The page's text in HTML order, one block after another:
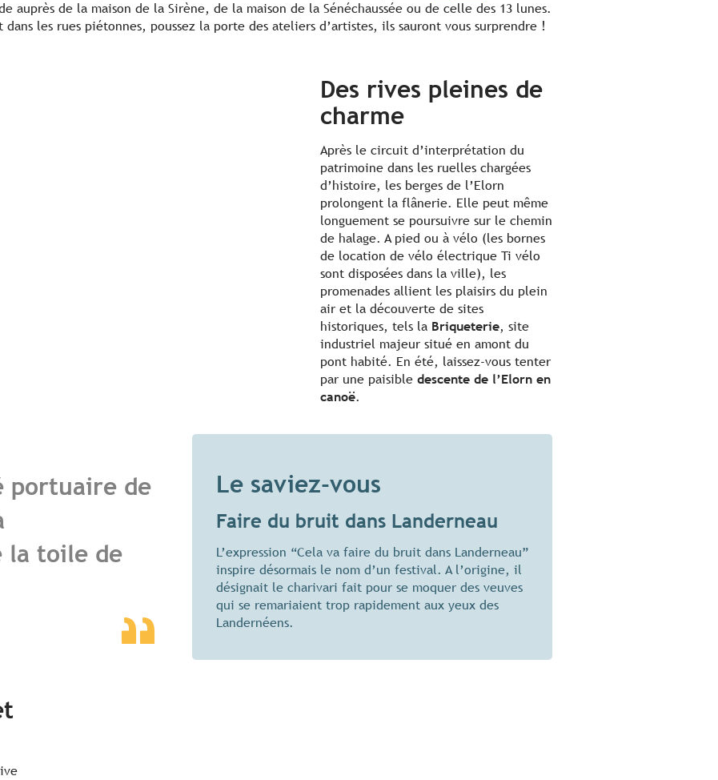
auprès de la maison de la Sirène, de la maison de la Sénéchaussée ou de celle des 13 lunes.
dans les rues piétonnes, poussez la porte des ateliers d’artistes, ils sauront vous surprendre !
Des rives pleines de
charme
Après le circuit d’interprétation du
patrimoine dans les ruelles chargées
d’histoire, les berges de l’Elorn
prolongent la flânerie. Elle peut même
longuement se poursuivre sur le chemin
de halage. A pied ou à vélo (les bornes
de location de vélo électrique Ti vélo
sont disposées dans la ville), les
promenades allient les plaisirs du plein
air et la découverte de sites
historiques, tels la Briqueterie, site
industriel majeur situé en amont du
pont habité. En été, laissez-vous tenter
par une paisible descente de l’Elorn en
canoë.
portuaire de
la toile de
Le saviez-vous
Faire du bruit dans Landerneau
L’expression “Cela va faire du bruit dans Landerneau”
inspire désormais le nom d’un festival. A l’origine, il
désignait le charivari fait pour se moquer des veuves
qui se remariaient trop rapidement aux yeux des
Landernéens.